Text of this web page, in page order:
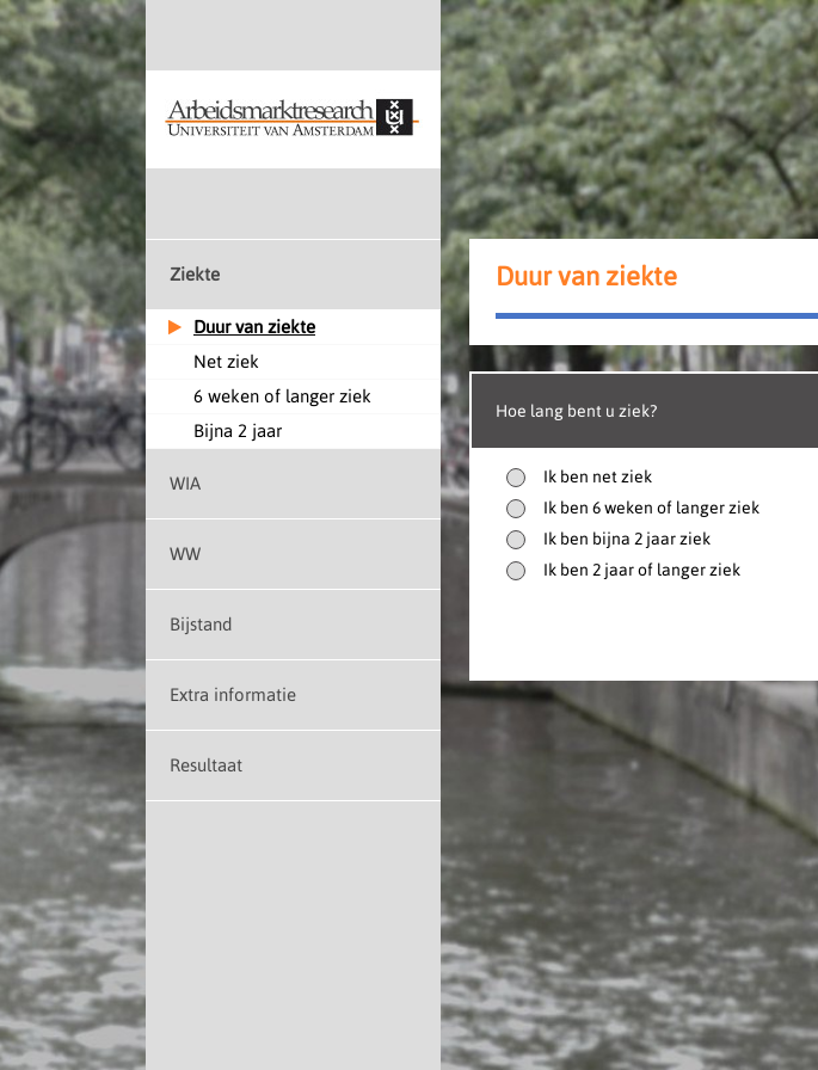
Ziekte
Duur van ziekte
Net ziek
6 weken of langer ziek
Bijna 2 jaar
WIA
WW
Bijstand
Extra informatie
Resultaat
Duur van ziekte
Hoe lang bent u ziek?
Ik ben net ziek
Ik ben 6 weken of langer ziek
Ik ben bijna 2 jaar ziek
Ik ben 2 jaar of langer ziek